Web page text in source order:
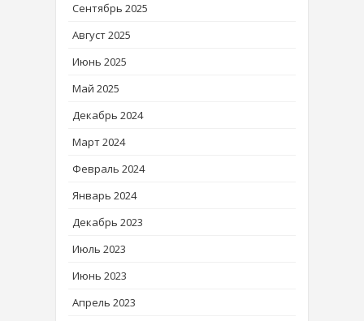
Сентябрь 2025
Август 2025
Июнь 2025
Май 2025
Декабрь 2024
Март 2024
Февраль 2024
Январь 2024
Декабрь 2023
Июль 2023
Июнь 2023
Апрель 2023